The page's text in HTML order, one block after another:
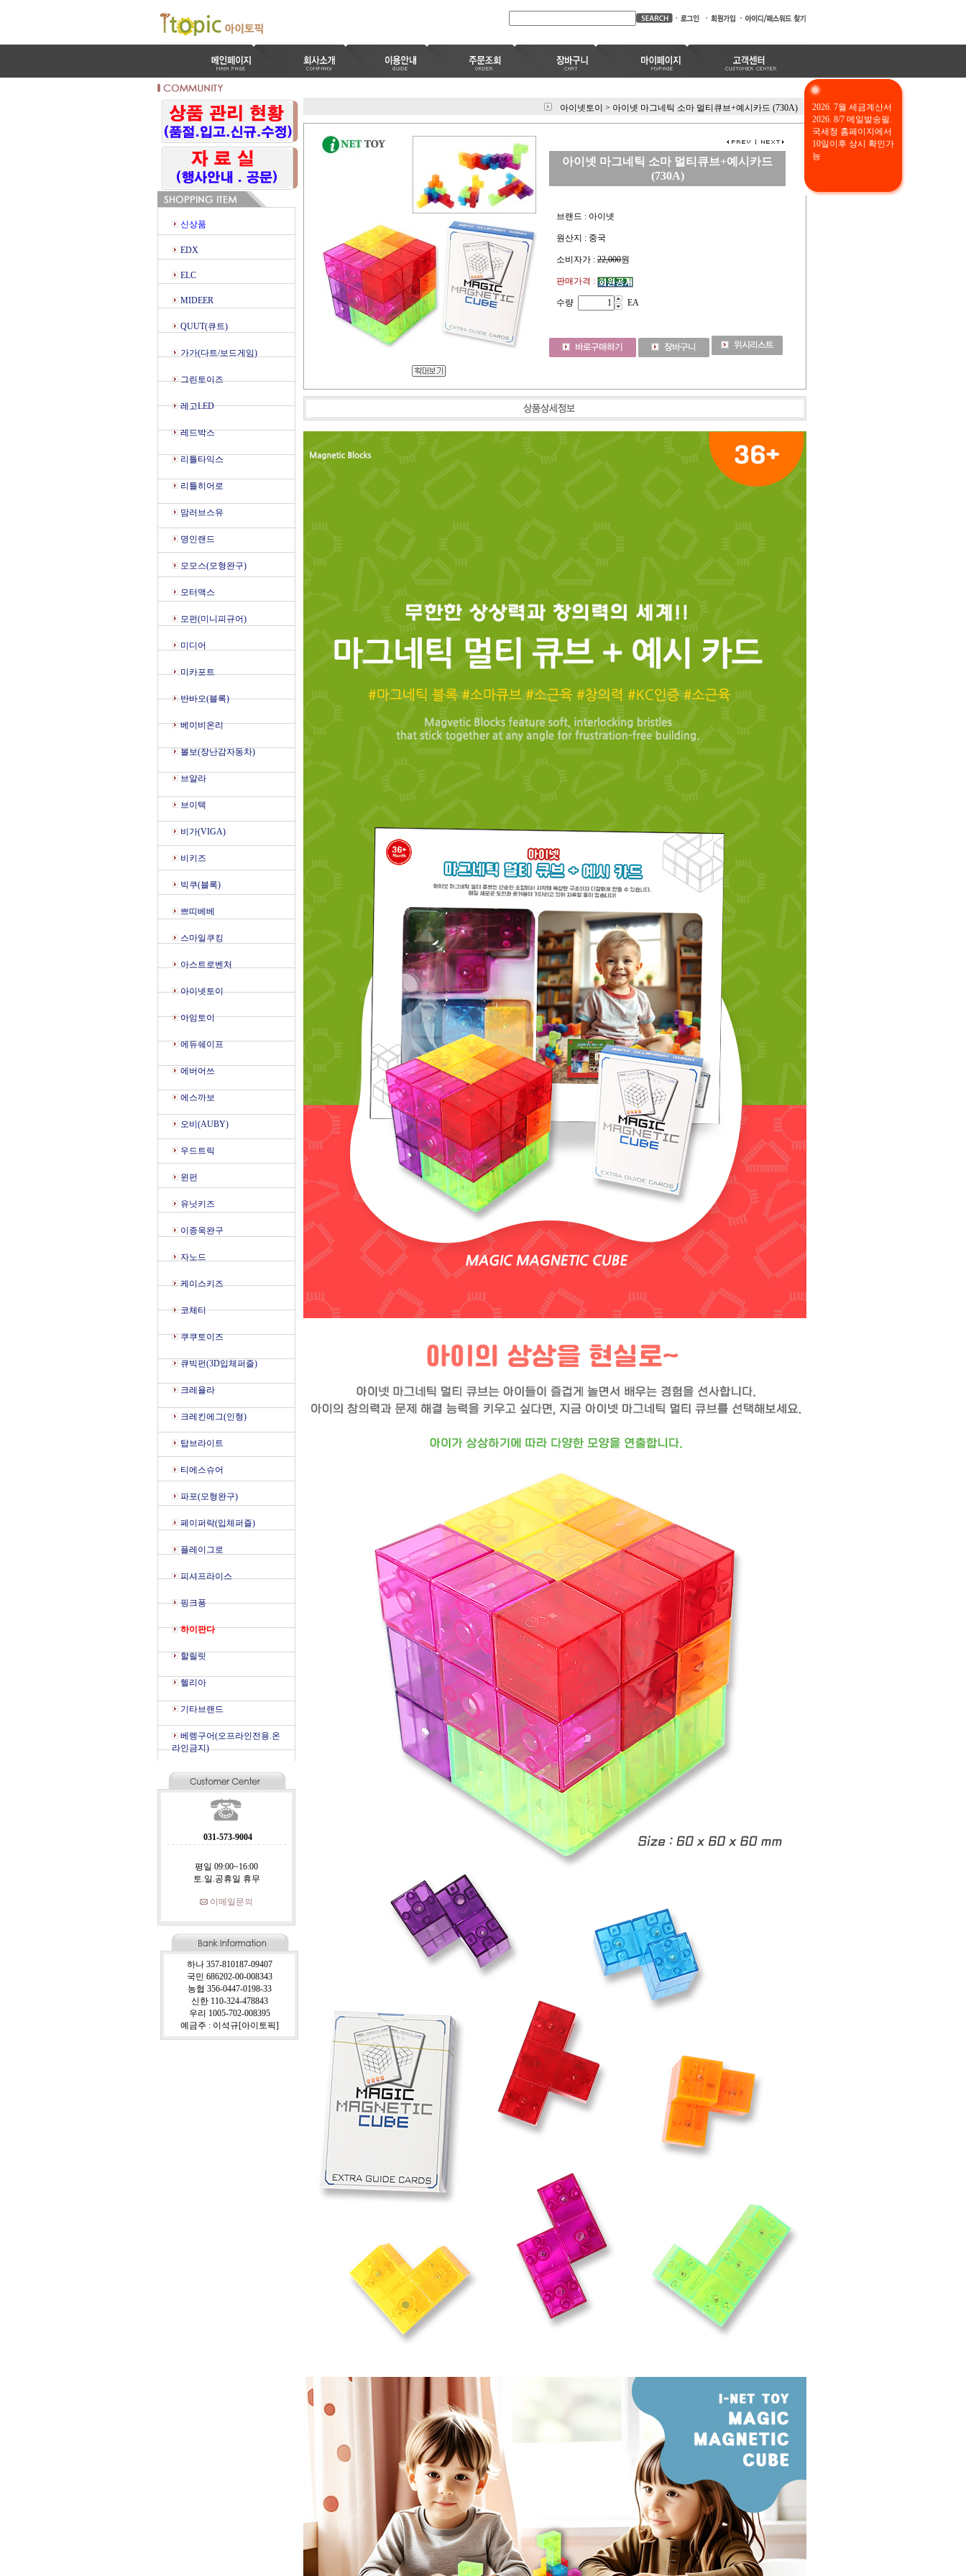
신상품
EDX
ELC
MIDEER
QUUT(큐트)
가가(다트/보드게임)
그린토이즈
레고LED
레드박스
리틀타익스
리틀히어로
맘러브스유
명인랜드
모모스(모형완구)
모터맥스
모펀(미니피규어)
미디어
미카포트
반바오(블록)
베이비온리
볼보(장난감자동차)
브알라
브이텍
비가(VIGA)
비키즈
빅쿠(블록)
쁘띠베베
스마일쿠킹
아스트로벤처
아이넷토이
아임토이
에듀쉐이프
에버어쓰
에스까보
오비(AUBY)
우드트릭
윈펀
유닛키즈
이종욱완구
자노드
케이스키즈
코체티
쿠쿠토이즈
큐빅펀(3D입체퍼즐)
크레욜라
크레킨에그(인형)
탑브라이트
티에스슈어
파포(모형완구)
페이퍼락(입체퍼즐)
플레이그로
피셔프라이스
핑크퐁
하이판다
할릴릿
헬리아
기타브랜드
베렝구어(오프라인전용.온
라인금지)
031-573-9004
평일 09:00~16:00
토.일.공휴일 휴무
이메일문의
하나 357-810187-09407
국민 686202-00-008343
농협 356-0447-0198-33
신한 110-324-478843
우리 1005-702-008395
예금주 : 이석규[아이토픽]
아이넷토이 > 아이넷 마그네틱 소마 멀티큐브+예시카드 (730A)
아이넷 마그네틱 소마 멀티큐브+예시카드
(730A)
브랜드 : 아이넷
원산지 : 중국
소비자가 : 22,000원
판매가격 :
수량 EA
2026. 7월 세금계산서
2026. 8/7 메일발송필.
국세청 홈페이지에서
10일이후 상시 확인가
능